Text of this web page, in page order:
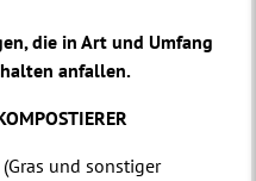
die in Art und Umfang
anfallen.
und sonstiger